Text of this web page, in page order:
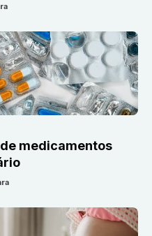
medicamentos